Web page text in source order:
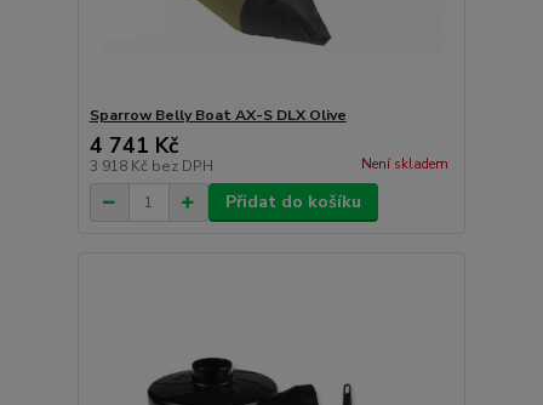
Sparrow Belly Boat AX-S DLX Olive
4 741 Kč
3 918 Kč bez DPH Není skladem
Přidat do košíku